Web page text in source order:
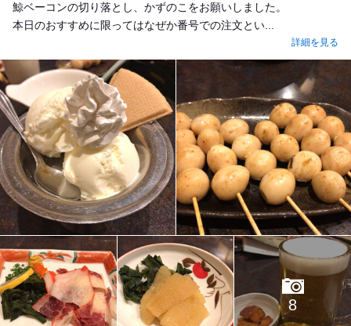
鯨ベーコンの切り落とし、かずのこをお願いしました。
本日のおすすめに限ってはなぜか番号での注文とい...
詳細を見る
8